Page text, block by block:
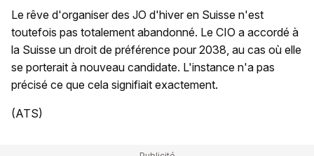
Le rêve d'organiser des JO d'hiver en Suisse n'est
toutefois pas totalement abandonné. Le CIO a accordé à
la Suisse un droit de préférence pour 2038, au cas où elle
se porterait à nouveau candidate. L'instance n'a pas
précisé ce que cela signifiait exactement.
(ATS)